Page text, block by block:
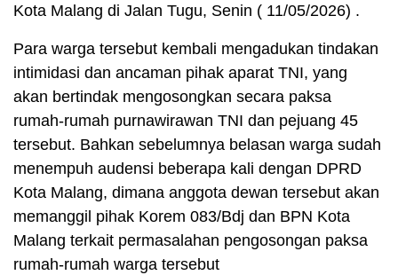
Kota Malang di Jalan Tugu, Senin ( 11/05/2026) .
Para warga tersebut kembali mengadukan tindakan
intimidasi dan ancaman pihak aparat TNI, yang
akan bertindak mengosongkan secara paksa
rumah-rumah purnawirawan TNI dan pejuang 45
tersebut. Bahkan sebelumnya belasan warga sudah
menempuh audensi beberapa kali dengan DPRD
Kota Malang, dimana anggota dewan tersebut akan
memanggil pihak Korem 083/Bdj dan BPN Kota
Malang terkait permasalahan pengosongan paksa
rumah-rumah warga tersebut